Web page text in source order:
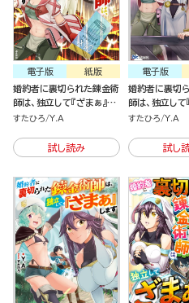
紙版
電子版
婚約者に裏切られた錬金術
師は、独立して『ざまぁ』し
ます（2）
すたひろ Y.A
試し読み
電子版
婚約者に裏切
師は、独立して
ます （2）
すたひろ Y.A
試し